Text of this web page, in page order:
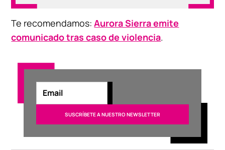
Te recomendamos:Aurora Sierra emite
comunicado tras caso de violencia.